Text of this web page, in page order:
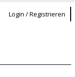
Login / Registrieren